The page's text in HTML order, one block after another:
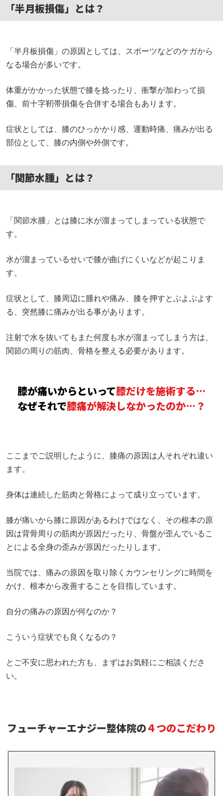
「半月板損傷」とは？
「半月板損傷」の原因としては、スポーツなどのケガから
なる場合が多いです。
体重がかかった状態で膝を捻ったり、衝撃が加わって損
傷、前十字靭帯損傷を合併する場合もあります。
症状としては、膝のひっかかり感、運動時痛、痛みが出る
部位として、膝の内側や外側です。
「関節水腫」とは？
「関節水腫」とは膝に水が溜まってしまっている状態で
す。
水が溜まっているせいで膝が曲げにくいなどが起こりま
す。
症状として、膝周辺に腫れや痛み、膝を押すとぶよぶよす
る、突然膝に痛みが出る事があります。
注射で水を抜いてもまた何度も水が溜まってしまう方は、
関節の周りの筋肉、骨格を整える必要があります。
膝が痛いからといって膝だけを施術する…
なぜそれで膝痛が解決しなかったのか…？
ここまでご説明したように、膝痛の原因は人それぞれ違い
ます。
身体は連続した筋肉と骨格によって成り立っています。
膝が痛いから膝に原因があるわけではなく、その根本の原
因は背骨周りの筋肉が原因だったり、骨盤が歪んでいるこ
とによる全身の歪みが原因だったりします。
当院では、痛みの原因を取り除くカウンセリングに時間を
かけ、根本から改善することを目指しています。
自分の痛みの原因が何なのか？
こういう症状でも良くなるの？
とご不安に思われた方も、まずはお気軽にご相談くださ
い。
フューチャーエナジー整体院の４つのこだわり